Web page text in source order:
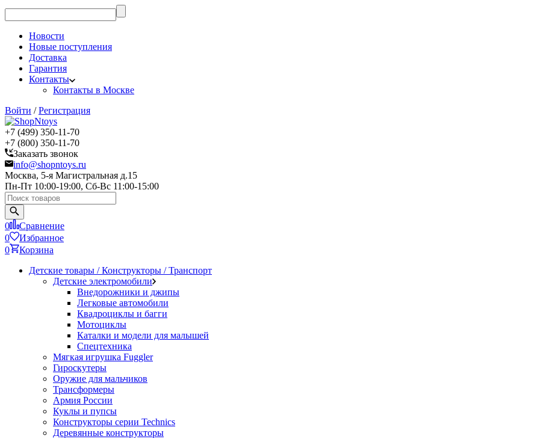
Новости
Новые поступления
Доставка
Гарантия
Контакты
Контакты в Москве
Войти /Регистрация
+7 (499) 350-11-70
+7 (800) 350-11-70
Заказать звонок
info@shopntoys.ru
Москва, 5-я Магистральная д.15
Пн-Пт 10:00-19:00, Сб-Вс 11:00-15:00
0
Сравнение
0
Избранное
0
Корзина
Детские товары / Конструкторы / Транспорт
Детские электромобили
Внедорожники и джипы
Легковые автомобили
Квадроциклы и багги
Мотоциклы
Каталки и модели для малышей
Спецтехника
Мягкая игрушка Fuggler
Гироскутеры
Оружие для мальчиков
Трансформеры
Армия России
Куклы и пупсы
Конструкторы серии Technics
Деревянные конструкторы